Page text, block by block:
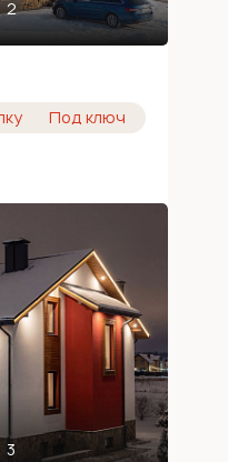
2
Под ключ
3